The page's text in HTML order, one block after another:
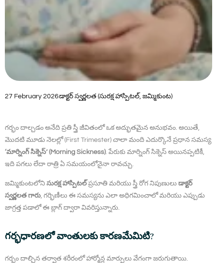
27 February 2026డాక్టర్ స్వర్ణలత (సురక్ష హాస్పిటల్, జమ్మికుంట)
గర్భం దాల్చడం అనేది ప్రతి స్త్రీ జీవితంలో ఒక అద్భుతమైన అనుభవం. అయితే,
మొదటి మూడు నెలల్లో (First Trimester) చాలా మంది ఎదుర్కొనే ప్రధాన సమస్య
‘మార్నింగ్ సిక్నెస్’ (Morning Sickness). పేరుకు మార్నింగ్ సిక్నెస్ అయినప్పటికీ,
ఇది పగలు లేదా రాత్రి ఏ సమయంలోనైనా రావచ్చు.
జమ్మికుంటలోని సురక్ష హాస్పిటల్ ప్రసూతి మరియు స్త్రీ రోగ నిపుణులు డాక్టర్
స్వర్ణలత గారు , గర్భిణీలు ఈ సమస్యను ఎలా అధిగమించాలో మరియు ఎప్పుడు
జాగ్రత్త పడాలో ఈ బ్లాగ్ ద్వారా వివరిస్తున్నారు.
గర్భధారణలో వాంతులకు కారణమేమిటి?
గర్భం దాల్చిన తర్వాత శరీరంలో హార్మోన్ల మార్పులు వేగంగా జరుగుతాయి.